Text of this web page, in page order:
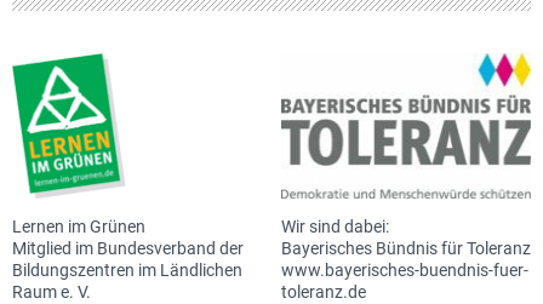
Lernen im Grünen
Mitglied im Bundesverband der
Bildungszentren im Ländlichen
Raum e. V.
Wir sind dabei:
Bayerisches Bündnis für Toleranz
www.bayerisches-buendnis-fuer-
toleranz.de